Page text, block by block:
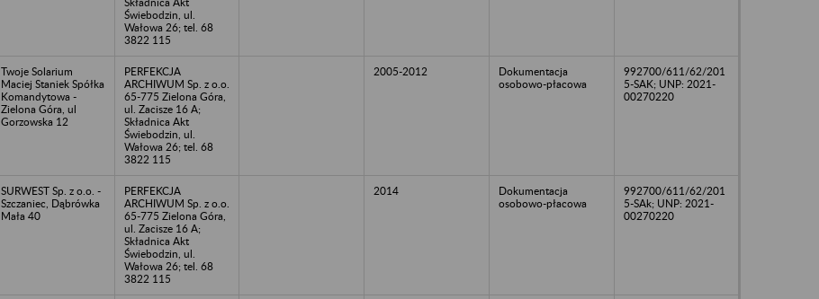
Świebodzin, ul.
Wałowa 26; tel. 68
3822 115
Twoje Solarium
Maciej Staniek Spółka
Komandytowa -
Zielona Góra, ul
Gorzowska 12
PERFEKCJA
ARCHIWUM Sp. z o.o.
65-775 Zielona Góra,
ul. Zacisze 16 A;
Składnica Akt
Świebodzin, ul.
Wałowa 26; tel. 68
3822 115
2005-2012
Dokumentacja
osobowo-płacowa
992700/611/62/201
5-SAK; UNP: 2021-
00270220
SURWEST Sp. z o.o. -
Szczaniec, Dąbrówka
Mała 40
PERFEKCJA
ARCHIWUM Sp. z o.o.
65-775 Zielona Góra,
ul. Zacisze 16 A;
Składnica Akt
Świebodzin, ul.
Wałowa 26; tel. 68
3822 115
2014
Dokumentacja
osobowo-płacowa
992700/611/62/201
5-SAk; UNP: 2021-
00270220